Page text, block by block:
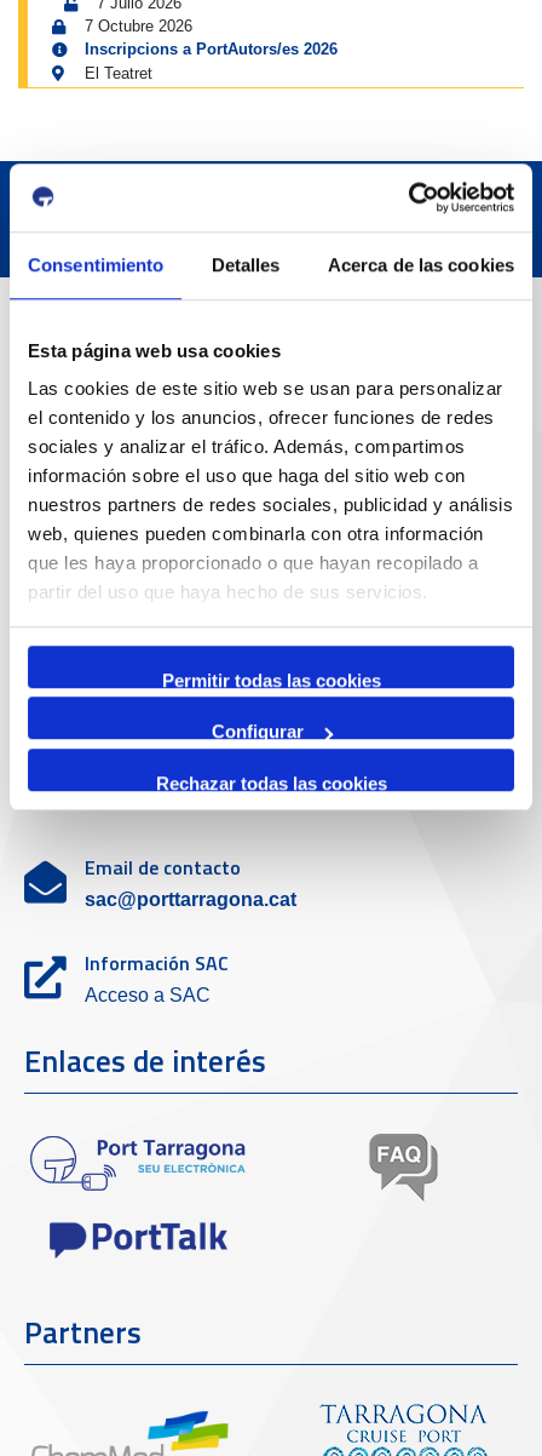
Consentimiento Detalles Acerca de las cookies
Esta página web usa cookies
Las cookies de este sitio web se usan para personalizar
el contenido y los anuncios, ofrecer funciones de redes
sociales y analizar el tráfico. Además, compartimos
información sobre el uso que haga del sitio web con
nuestros partners de redes sociales, publicidad y análisis
web, quienes pueden combinarla con otra información
que les haya proporcionado o que hayan recopilado a
partir del uso que haya hecho de sus servicios.
Permitir todas las cookies
Configurar
Rechazar todas las cookies
7 Octubre 2026
Inscripcions a PortAutors/es 2026
El Teatret
Dirección
Passeig de l'Escullera s/n, 43004 Tarragona
Teléfono de contacto
977 259 400
Emergencias
(+34) 900 229 900
Servicio de atención al cliente
Teléfono de contacto
Email de contacto
sac@porttarragona.cat
Información SAC
Acceso a SAC
Enlaces de interés
Partners